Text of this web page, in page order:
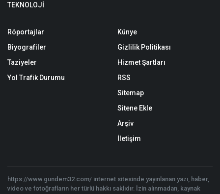
TEKNOLOJİ
Röportajlar
Biyografiler
Taziyeler
Yol Trafik Durumu
Künye
Gizlilik Politikası
Hizmet Şartları
RSS
Sitemap
Sitene Ekle
Arşiv
İletişim
https://www.gundem32.com/ internet sitesinde yayınlanan yazı, haber,
video ve fotoğrafların her türlü hakkı saklıdır. İzin alınmadan, kaynak